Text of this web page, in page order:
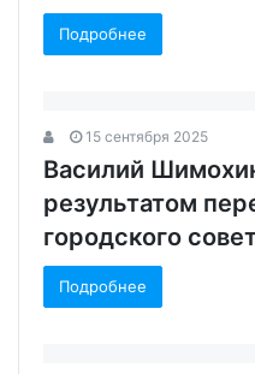
Подробнее
15 сентября 2025
Василий
результатом
городского
Подробнее